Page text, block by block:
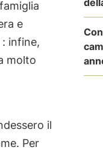
e
: infine,
molto
il
Per